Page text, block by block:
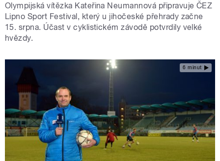
Olympijská vítězka Kateřina Neumannová připravuje ČEZ
Lipno Sport Festival, který u jihočeské přehrady začne
15. srpna. Účast v cyklistickém závodě potvrdily velké
hvězdy.
6 minut